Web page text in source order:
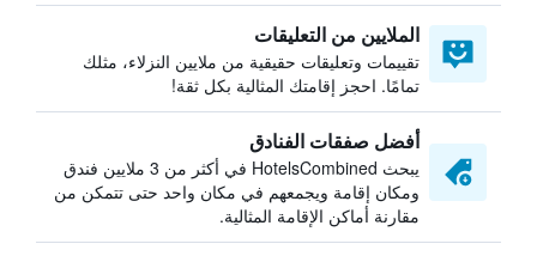
الملايين من التعليقات
تقييمات وتعليقات حقيقية من ملايين النزلاء، مثلك
تمامًا. احجز إقامتك المثالية بكل ثقة!
أفضل صفقات الفنادق
يبحث HotelsCombined في أكثر من 3 ملايين فندق
ومكان إقامة ويجمعهم في مكان واحد حتى تتمكن من
مقارنة أماكن الإقامة المثالية.